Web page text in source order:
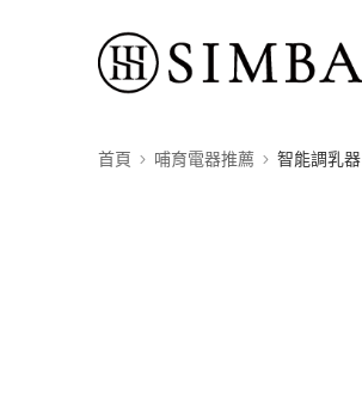
首頁 哺育電器推薦 智能調乳器